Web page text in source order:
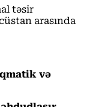
təsir
arasında
və